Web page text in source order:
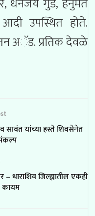
उपस्थित होते.
अॅड. प्रतिक देवळे
सावंत यांच्या हस्ते शिवसेनेत
– धाराशिव जिल्ह्यातील एकही
कायम